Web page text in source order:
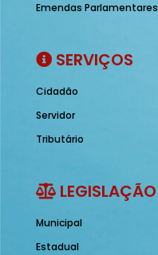
Emendas Parlamentares
SERVIÇOS
Cidadão
Servidor
Tributário
LEGISLAÇÃO
Municipal
Estadual